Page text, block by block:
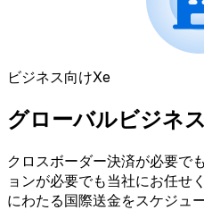
ビジネス向けXe
グローバルビジネ
クロスボーダー決済が必要で
ョンが必要でも当社にお任せ
にわたる国際送金をスケジュ